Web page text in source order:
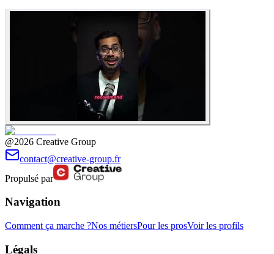
@2026 Creative Group
contact@creative-group.fr
Propulsé par
Navigation
Comment ça marche ?Nos métiersPour les prosVoir les profils
Légals